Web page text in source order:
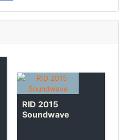
RID 2015
Soundwave